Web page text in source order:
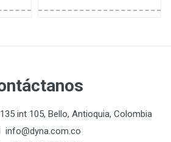
int 105, Bello, Antioquia, Colombia
info@dyna.com.co